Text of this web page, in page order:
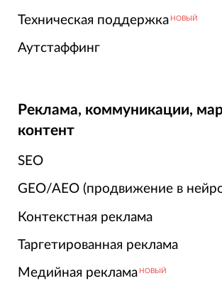
Техническая поддержка НОВЫЙ
Аутстаффинг
Реклама, коммуникации,
контент
SEO
GEO/AEO (продвижение в
Контекстная реклама
Таргетированная реклама
Медийная реклама НОВЫЙ